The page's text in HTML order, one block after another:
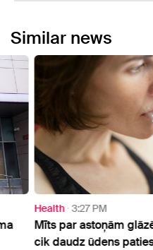
Similar news
Health 3:27 PM
Mīts par astoņām
cik daudz ūdens